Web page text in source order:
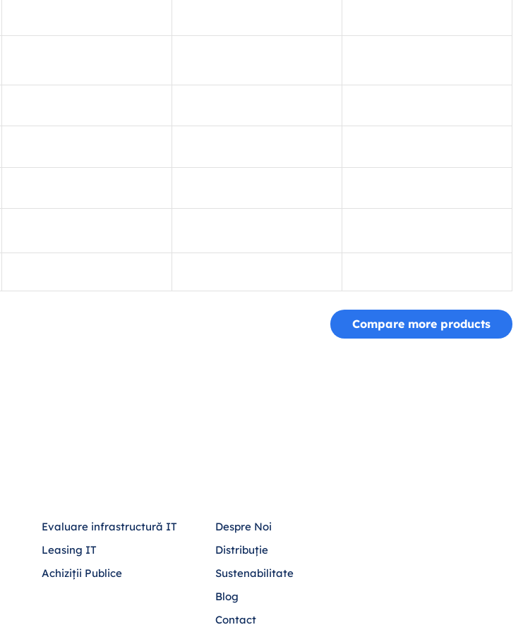
Compare more products
Evaluare infrastructură IT
Leasing IT
Achiziții Publice
Despre Noi
Distribuție
Sustenabilitate
Blog
Contact